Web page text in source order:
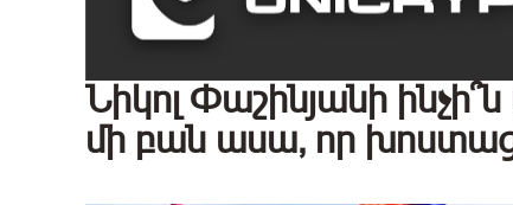
Նիկոլ Փաշինյանի
մի բան ասա, որ